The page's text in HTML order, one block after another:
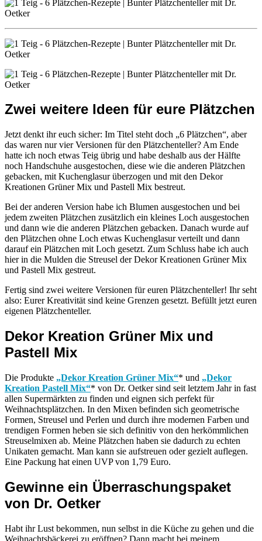
Zwei weitere Ideen für eure Plätzchen
Jetzt denkt ihr euch sicher: Im Titel steht doch „6 Plätzchen“, aber
das waren nur vier Versionen für den Plätzchenteller? Am Ende
hatte ich noch etwas Teig übrig und habe deshalb aus der Hälfte
noch Handschuhe ausgestochen, diese wie die anderen Plätzchen
gebacken, mit Kuchenglasur überzogen und mit den Dekor
Kreationen Grüner Mix und Pastell Mix bestreut.
Bei der anderen Version habe ich Blumen ausgestochen und bei
jedem zweiten Plätzchen zusätzlich ein kleines Loch ausgestochen
und dann wie die anderen Plätzchen gebacken. Danach wurde auf
den Plätzchen ohne Loch etwas Kuchenglasur verteilt und dann
darauf ein Plätzchen mit Loch gesetzt. Zum Schluss habe ich auch
hier in die Mulden die Streusel der Dekor Kreationen Grüner Mix
und Pastell Mix gestreut.
Fertig sind zwei weitere Versionen für euren Plätzchenteller! Ihr seht
also: Eurer Kreativität sind keine Grenzen gesetzt. Befüllt jetzt euren
eigenen Plätzchenteller.
Dekor Kreation Grüner Mix und
Pastell Mix
Die Produkte „Dekor Kreation Grüner Mix“* und „Dekor
Kreation Pastell Mix“* von Dr. Oetker sind seit letztem Jahr in fast
allen Supermärkten zu finden und eignen sich perfekt für
Weihnachtsplätzchen. In den Mixen befinden sich geometrische
Formen, Streusel und Perlen und durch ihre modernen Farben und
trendigen Formen heben sie sich definitiv von den herkömmlichen
Streuselmixen ab. Meine Plätzchen haben sie dadurch zu echten
Unikaten gemacht. Man kann sie aufstreuen oder gezielt auflegen.
Eine Packung hat einen UVP von 1,79 Euro.
Gewinne ein Überraschungspaket
von Dr. Oetker
Habt ihr Lust bekommen, nun selbst in die Küche zu gehen und die
Weihnachtsbäckerei zu eröffnen? Dann macht bei meinem